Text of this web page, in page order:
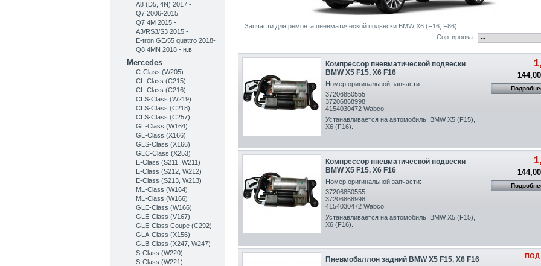
A8 (D5, 4N) 2017 -
Q7 2006-2015
Q7 4M 2015 -
A3/RS3/S3 2015 -
E-tron GE/55 quattro 2018-
Q8 4MN 2018 - н.в.
Mercedes
C-Class (W205)
CL-Class (C215)
CL-Class (C216)
CLS-Class (W219)
CLS-Class (C218)
CLS-Class (C257)
GL-Class (W164)
GL-Class (X166)
GLS-Class (X166)
GLC-Class (X253)
Е-Class (S211, W211)
E-Class (S212, W212)
E-Class (S213, W213)
ML-Class (W164)
ML-Class (W166)
GLE-Class (W166)
GLE-Class (V167)
GLE-Class Coupe (C292)
GLA-Class (X156)
GLB-Class (X247, W247)
S-Class (W220)
S-Class (W221)
Запчасти для ремонта пневматической подвески BMW X6 (F16, F86)
Сортировка
Компрессор пневматической подвески
BMW X5 F15, X6 F16
Номер оригинальной запчасти:
37206850555
37206868998
4154030472 Wabco
Устанавливается на автомобиль: BMW X5 (F15),
X6 (F16).
Компрессор пневматической подвески
BMW X5 F15, X6 F16
Номер оригинальной запчасти:
37206850555
37206868998
4154030472 Wabco
Устанавливается на автомобиль: BMW X5 (F15),
X6 (F16).
Пневмобаллон задний BMW X5 F15, X6 F16 ПОД